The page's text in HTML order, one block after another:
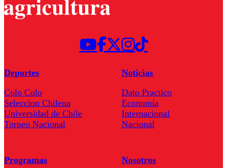
Deportes
Colo Colo
Seleccion Chilena
Universidad de Chile
Torneo Nacional
Noticias
Dato Practico
Economía
Internacional
Nacional
Programas
Nosotros